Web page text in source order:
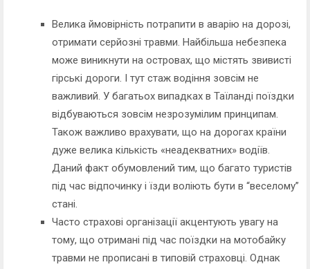
Велика ймовірність потрапити в аварію на дорозі,
отримати серйозні травми. Найбільша небезпека
може виникнути на островах, що містять звивисті
гірські дороги. І тут стаж водіння зовсім не
важливий. У багатьох випадках в Таїланді поїздки
відбуваються зовсім незрозумілим принципам.
Також важливо врахувати, що на дорогах країни
дуже велика кількість «неадекватних» водіїв.
Даний факт обумовлений тим, що багато туристів
під час відпочинку і їзди воліють бути в “веселому”
стані.
Часто страхові організації акцентують увагу на
тому, що отримані під час поїздки на мотобайку
травми не прописані в типовій страховці. Однак